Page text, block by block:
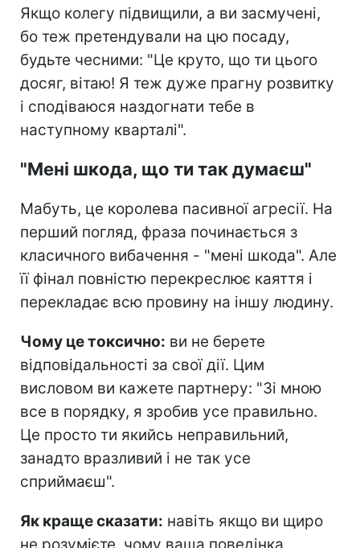
Якщо колегу підвищили, а ви засмучені,
бо теж претендували на цю посаду,
будьте чесними: "Це круто, що ти цього
досяг, вітаю! Я теж дуже прагну розвитку
і сподіваюся наздогнати тебе в
наступному кварталі".
"Мені шкода, що ти так думаєш"
Мабуть, це королева пасивної агресії. На
перший погляд, фраза починається з
класичного вибачення - "мені шкода". Але
її фінал повністю перекреслює каяття і
перекладає всю провину на іншу людину.
Чому це токсично: ви не берете
відповідальності за свої дії. Цим
висловом ви кажете партнеру: "Зі мною
все в порядку, я зробив усе правильно.
Це просто ти якийсь неправильний,
занадто вразливий і не так усе
сприймаєш".
Як краще сказати: навіть якщо ви щиро
не розумієте, чому ваша поведінка